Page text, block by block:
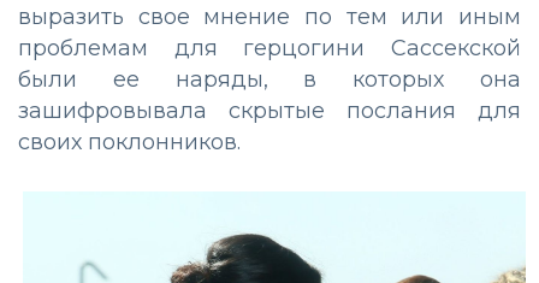
выразить свое мнение по тем или иным
проблемам для герцогини Сассекской
были ее наряды, в которых она
зашифровывала скрытые послания для
своих поклонников.